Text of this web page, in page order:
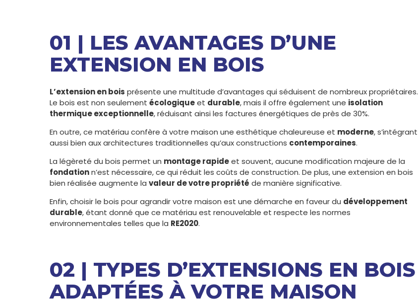
01 | LES AVANTAGES D’UNE
EXTENSION EN BOIS
L’extension en bois présente une multitude d’avantages qui séduisent de nombreux propriétaires.
Le bois est non seulement écologiqueet durable, mais il offre également une isolation
thermique exceptionnelle, réduisant ainsi les factures énergétiques de près de 30%.
En outre, ce matériau confère à votre maison une esthétique chaleureuse et moderne, s’intégrant
aussi bien aux architectures traditionnelles qu’aux constructions contemporaines.
La légèreté du bois permet un montage rapideet souvent, aucune modification majeure de la
fondationn’est nécessaire, ce qui réduit les coûts de construction. De plus, une extension en bois
bien réalisée augmente la valeur de votre propriété de manière significative.
Enfin, choisir le bois pour agrandir votre maison est une démarche en faveur du développement
durable, étant donné que ce matériau est renouvelable et respecte les normes
environnementales telles que la RE2020.
02 | TYPES D’EXTENSIONS EN BOIS
ADAPTÉES À VOTRE MAISON